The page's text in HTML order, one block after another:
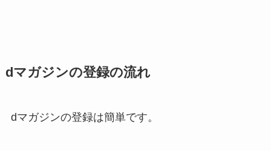
ファミ通、週刊ベースボール、週刊プロレス、ア
レビジョン PLUS、FRIDAY、女性セブン、日経
dマガジンの登録の流れ
dマガジンの登録は簡単です。